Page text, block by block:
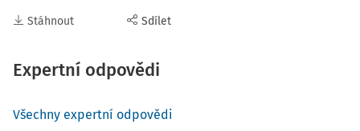
Stáhnout Sdílet
Expertní odpovědi
Všechny expertní odpovědi